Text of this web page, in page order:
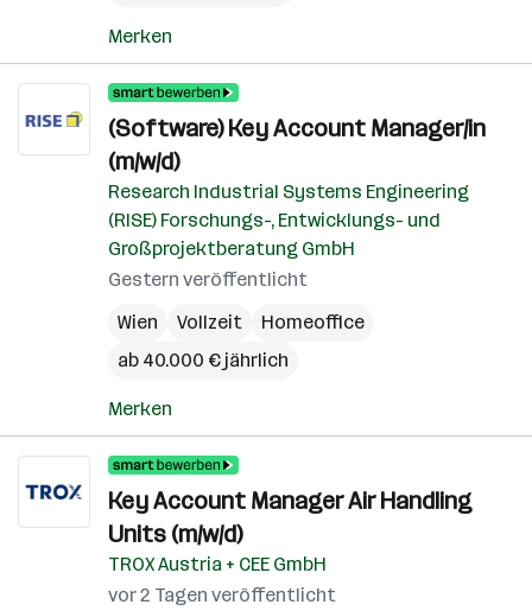
Merken
(Software) Key Account Manager/in
(m/w/d)
Research Industrial Systems Engineering
(RISE) Forschungs-, Entwicklungs- und
Großprojektberatung GmbH
Gestern veröffentlicht
Wien
Vollzeit
Homeoffice
ab 40.000 € jährlich
Merken
Key Account Manager Air Handling
Units (m/w/d)
TROX Austria + CEE GmbH
vor 2 Tagen veröffentlicht